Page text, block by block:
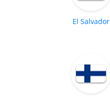
El Salvador